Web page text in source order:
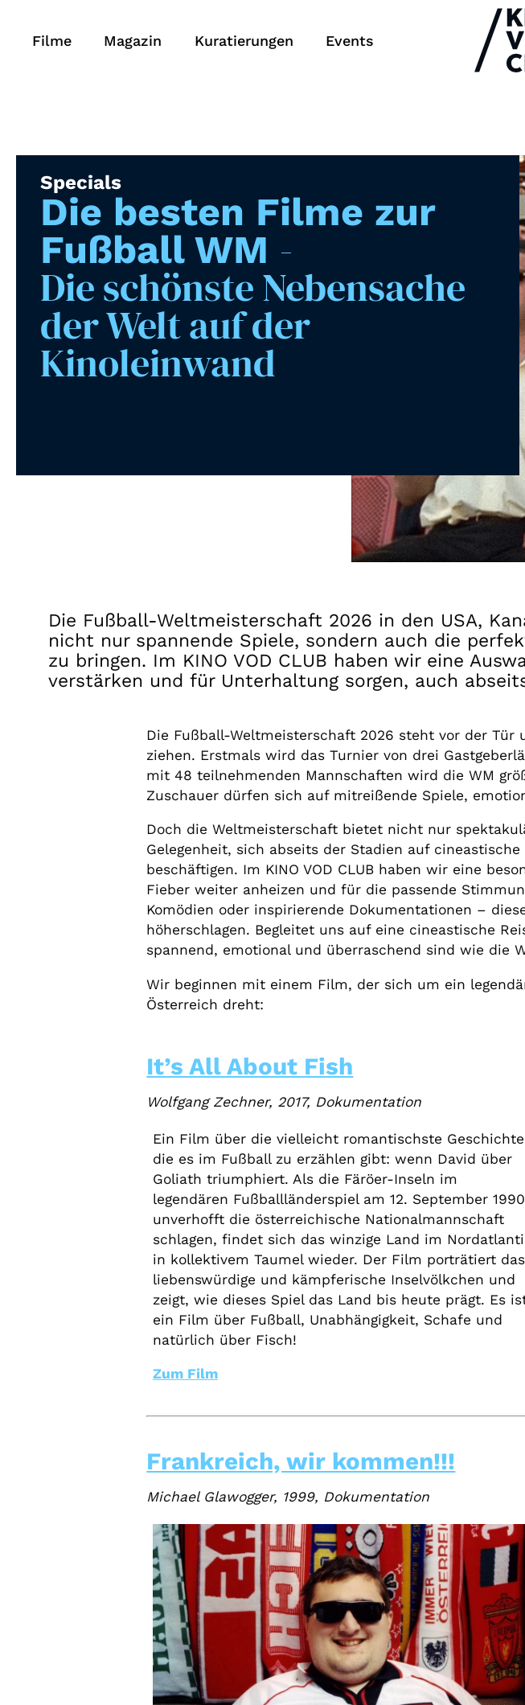
So
&
Suche
Filme Magazin Kuratierungen Events
Specials
Die besten Filme zur
Fußball WM -
Die schönste Nebensache
der Welt auf der
Kinoleinwand
Die Fußball-Weltmeisterschaft 2026 in den USA,
nicht nur spannende Spiele, sondern auch die
zu bringen. Im KINO VOD CLUB haben wir eine
verstärken und für Unterhaltung sorgen, auch
Die Fußball-Weltmeisterschaft 2026 steht vor der Tür
ziehen. Erstmals wird das Turnier von drei
mit 48 teilnehmenden Mannschaften wird die WM
Zuschauer dürfen sich auf mitreißende Spiele,
Doch die Weltmeisterschaft bietet nicht nur
Gelegenheit, sich abseits der Stadien auf
beschäftigen. Im KINO VOD CLUB haben wir eine
Fieber weiter anheizen und für die passende
Komödien oder inspirierende Dokumentationen –
höherschlagen. Begleitet uns auf eine cineastische
spannend, emotional und überraschend sind wie die
Wir beginnen mit einem Film, der sich um ein
Österreich dreht:
It’s All About Fish
Wolfgang Zechner, 2017, Dokumentation
Ein Film über die vielleicht romantischste
die es im Fußball zu erzählen gibt: wenn David über
Goliath triumphiert. Als die Färöer-Inseln im
legendären Fußballländerspiel am 12. September 1990
unverhofft die österreichische Nationalmannschaft
schlagen, findet sich das winzige Land im
in kollektivem Taumel wieder. Der Film porträtiert das
liebenswürdige und kämpferische Inselvölkchen und
zeigt, wie dieses Spiel das Land bis heute prägt. Es
ein Film über Fußball, Unabhängigkeit, Schafe und
natürlich über Fisch!
Zum Film
Frankreich, wir kommen!!!
Michael Glawogger, 1999, Dokumentation